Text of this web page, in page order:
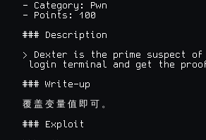
- Category: Pwn
- Points: 100
### Description
> Dexter is the prime suspect
login terminal and get the proof
### Write-up
覆 盖 变 量 值 即 可 。
### Exploit